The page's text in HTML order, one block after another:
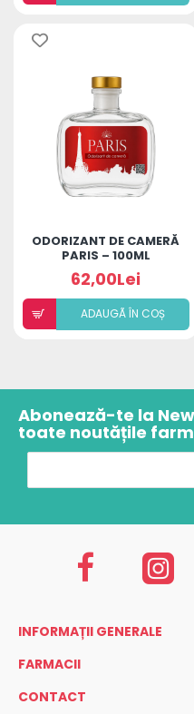
ODORIZANT DE CAMERĂ
PARIS – 100ML
62,00Lei
ADAUGÃ ÎN COȘ
Abonează-te la
toate noutățile
INFORMAȚII GENERALE
FARMACII
CONTACT